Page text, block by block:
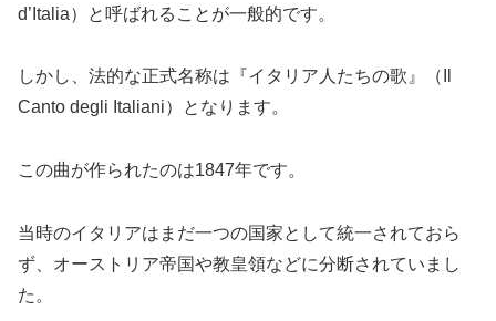
d’Italia）と呼ばれることが一般的です。
しかし、法的な正式名称は『イタリア人たちの歌』（Il
Canto degli Italiani）となります。
この曲が作られたのは1847年です。
当時のイタリアはまだ一つの国家として統一されておら
ず、オーストリア帝国や教皇領などに分断されていまし
た。